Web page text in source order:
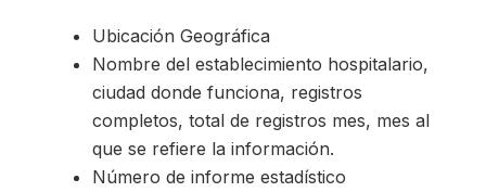
Ubicación Geográfica
Nombre del establecimiento hospitalario,
ciudad donde funciona, registros
completos, total de registros mes, mes al
que se refiere la información.
Número de informe estadístico